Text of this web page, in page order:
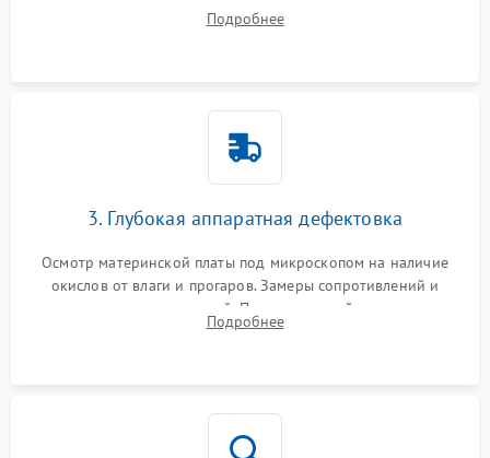
высохшей термопасты с кристаллов чипов.
Подробнее
3. Глубокая аппаратная дефектовка
Осмотр материнской платы под микроскопом на наличие
окислов от влаги и прогаров. Замеры сопротивлений и
дежурных напряжений. Проверка цепей питания,
мультиконтроллера, процессора и видеочипа.
Подробнее